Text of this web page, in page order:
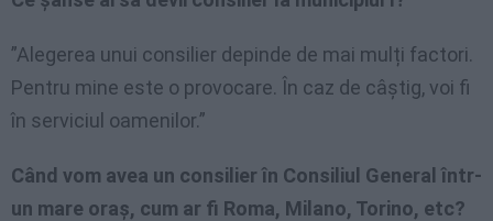
”Alegerea unui consilier depinde de mai mulți factori.
Pentru mine este o provocare. În caz de câștig, voi fi
în serviciul oamenilor.”
Când vom avea un consilier în Consiliul General într-
un mare oraș, cum ar fi Roma, Milano, Torino, etc?